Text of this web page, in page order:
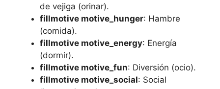
de vejiga (orinar).
fillmotive motive_hunger: Hambre
(comida).
fillmotive motive_energy: Energía
(dormir).
fillmotive motive_fun: Diversión (ocio).
fillmotive motive_social: Social